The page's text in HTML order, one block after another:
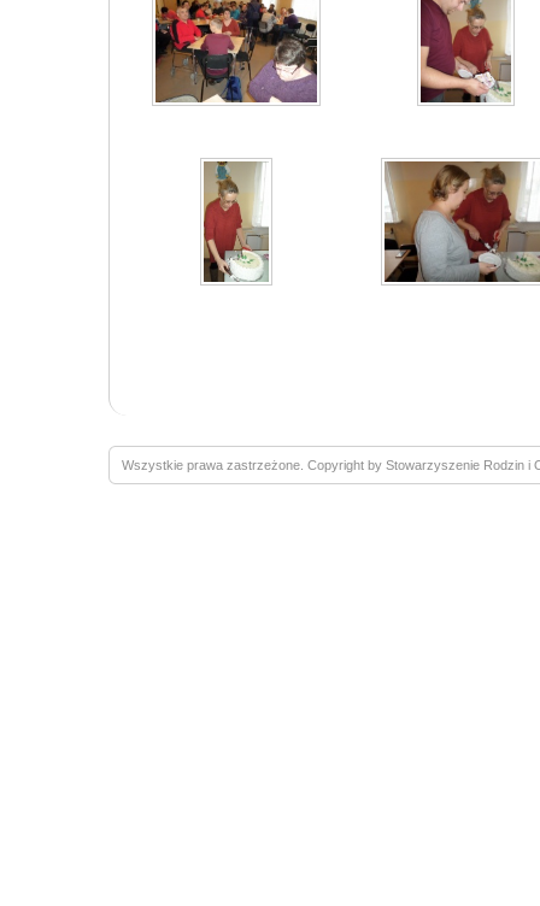
Wszystkie prawa zastrzeżone. Copyright by Stowarzyszenie Rodzin i